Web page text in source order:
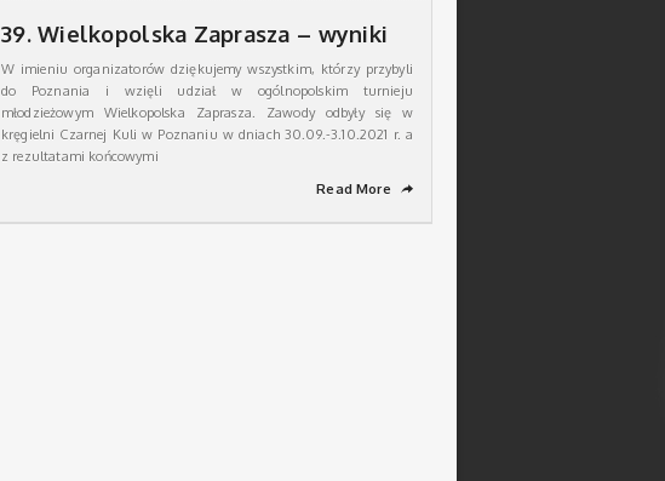
39. Wielkopolska Zaprasza – wyniki
W imieniu organizatorów dziękujemy wszystkim, którzy przybyli
do Poznania i wzięli udział w ogólnopolskim turnieju
młodzieżowym Wielkopolska Zaprasza. Zawody odbyły się w
kręgielni Czarnej Kuli w Poznaniu w dniach 30.09.-3.10.2021 r. a
z rezultatami końcowymi
Read More
➦